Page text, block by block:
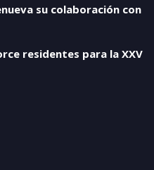
su colaboración con
residentes para la XXV